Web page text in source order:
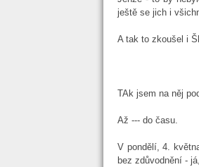
ještě se jich i
A tak to zkoušel i
TAk jsem na něj
Až --- do času.
V pondělí, 4.
bez zdůvodnění -